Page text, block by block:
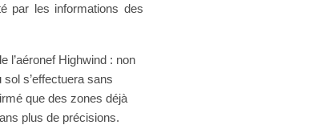
par les informations des
l’aéronef Highwind : non
s’effectuera sans
que des zones déjà
plus de précisions.